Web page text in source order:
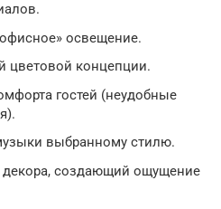
освещение.
цветовой концепции.
гостей (неудобные
выбранному стилю.
создающий ощущение